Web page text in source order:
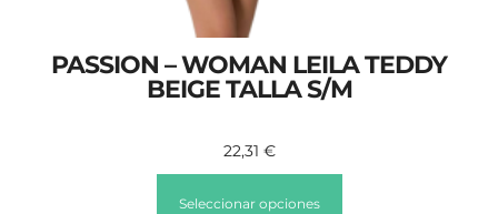
PASSION – WOMAN LEILA TEDDY
BEIGE TALLA S/M
22,31 €
Seleccionar opciones